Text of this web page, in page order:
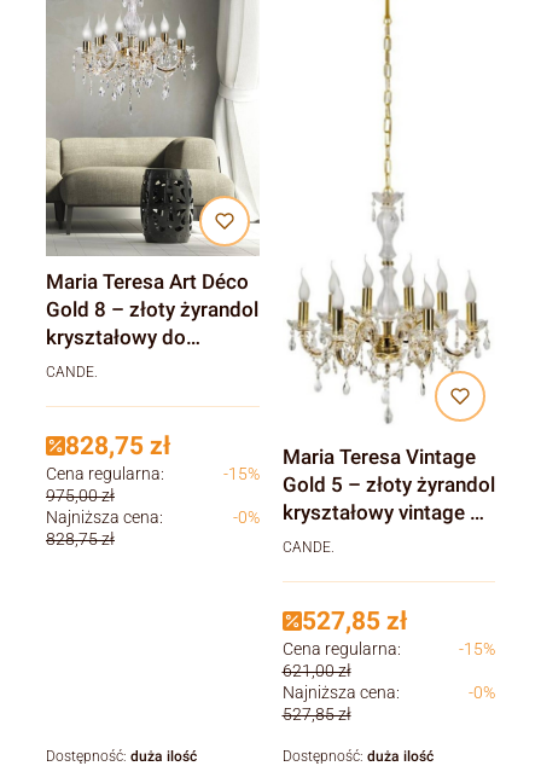
Maria Teresa Art Déco
Gold 8 – złoty żyrandol
kryształowy do
eleganckich wnętrz
CANDE.
828,75 zł
Cena regularna:
975,00 zł
-15%
Najniższa cena:
828,75 zł
-0%
Dostępność: duża ilość
Maria Teresa Vintage
Gold 5 – złoty żyrandol
kryształowy vintage do
wnętrz klasycznych
CANDE.
527,85 zł
Cena regularna:
621,00 zł
-15%
Najniższa cena:
527,85 zł
-0%
Dostępność: duża ilość